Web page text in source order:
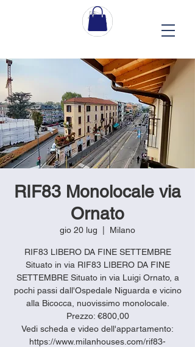
RIF83 Monolocale via
Ornato
gio 20 lug Milano
RIF83 LIBERO DA FINE SETTEMBRE
Situato in via RIF83 LIBERO DA FINE
SETTEMBRE Situato in via Luigi Ornato, a
pochi passi dall'Ospedale Niguarda e vicino
alla Bicocca, nuovissimo monolocale.
Prezzo: €800,00
Vedi scheda e video dell'appartamento:
https://www.milanhouses.com/rif83-